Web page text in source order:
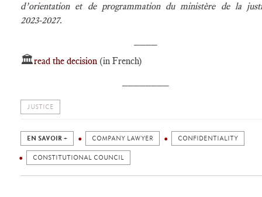
d’orientation et de programmation du ministère de la
2023‑2027.
🏛️read the decision (in French)
JUSTICE
EN SAVOIR + COMPANY LAWYER CONFIDENTIALITY
CONSTITUTIONAL COUNCIL